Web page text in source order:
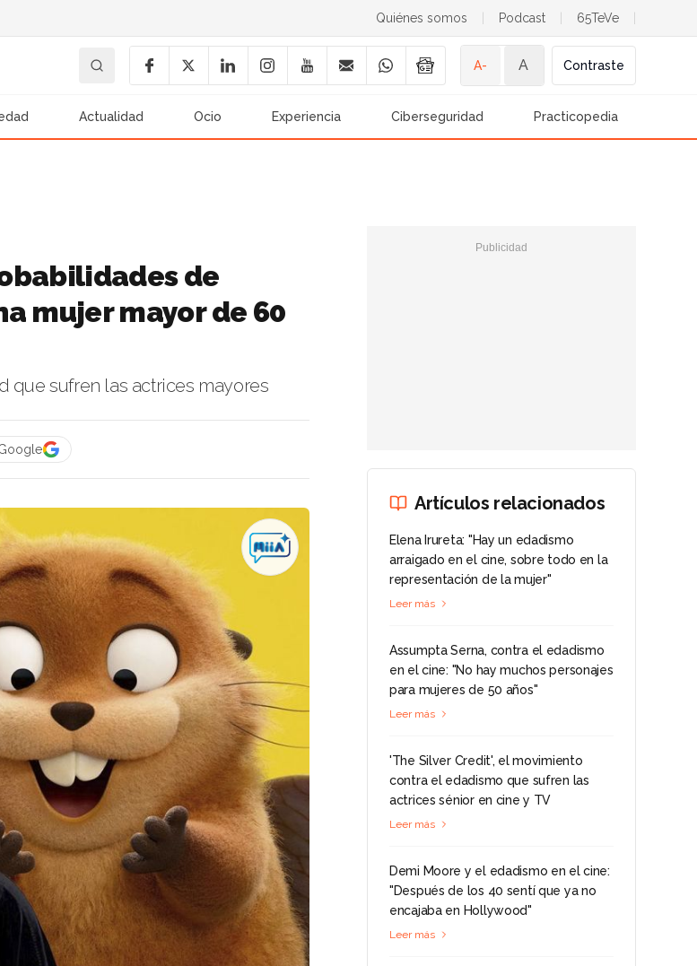
Quiénes somos Podcast 65TeVe
A- A Contraste
Actualidad Ocio Experiencia Ciberseguridad Practicopedia
de
mujer mayor de 60
que sufren las actrices mayores
Artículos relacionados
Elena Irureta: "Hay un edadismo
arraigado en el cine, sobre todo en la
representación de la mujer"
Leer más
Assumpta Serna, contra el edadismo
en el cine: "No hay muchos personajes
para mujeres de 50 años"
Leer más
'The Silver Credit', el movimiento
contra el edadismo que sufren las
actrices sénior en cine y TV
Leer más
Demi Moore y el edadismo en el cine:
"Después de los 40 sentí que ya no
encajaba en Hollywood"
Leer más